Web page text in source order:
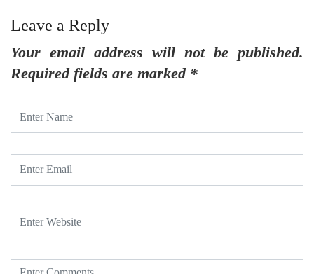
Leave a Reply
Your email address will not be published.
Required fields are marked *